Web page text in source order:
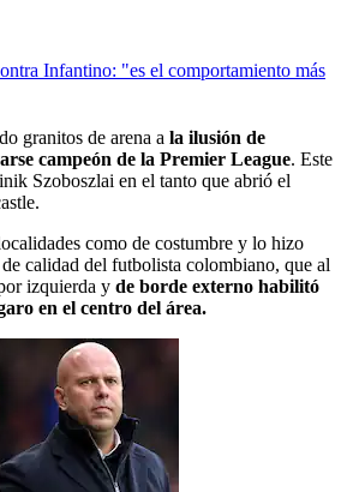
Infantino: "es el comportamiento más
granitos de arena a la ilusión de
campeón de la Premier League. Este
Szoboszlai en el tanto que abrió el
como de costumbre y lo hizo
calidad del futbolista colombiano, que al
izquierda y de borde externo habilitó
en el centro del área.